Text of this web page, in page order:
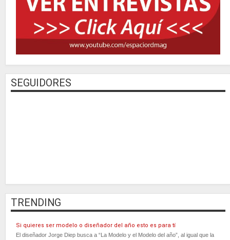
SEGUIDORES
TRENDING
Si quieres ser modelo o diseñador del año esto es para tí
El diseñador Jorge Diep busca a “La Modelo y el Modelo del año”, al igual que la